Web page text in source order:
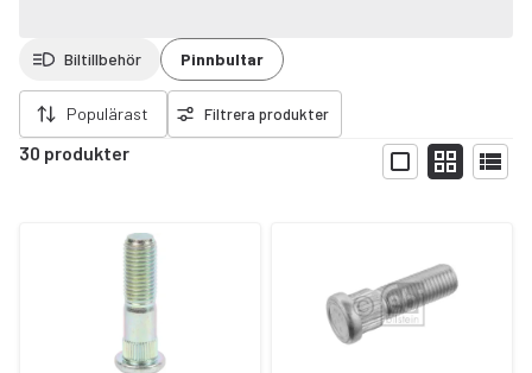
Biltillbehör Pinnbultar
Populärast Filtrera produkter
30 produkter
Visa
filter